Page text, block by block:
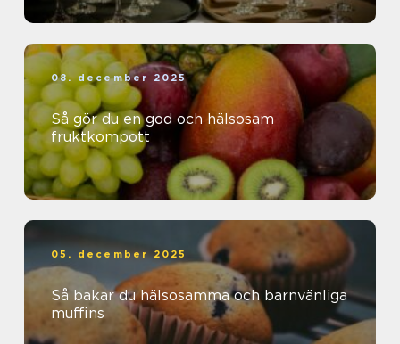
08. december 2025
Så gör du en god och hälsosam
fruktkompott
05. december 2025
Så bakar du hälsosamma och barnvänliga
muffins